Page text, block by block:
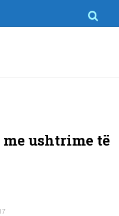
ushtrime të